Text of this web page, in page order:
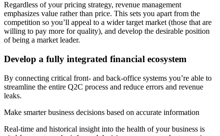
Regardless of your pricing strategy, revenue management
emphasizes value rather than price. This sets you apart from the
competition so you’ll appeal to a wider target market (those that are
willing to pay more for quality), and develop the desirable position
of being a market leader.
Develop a fully integrated financial ecosystem
By connecting critical front- and back-office systems you’re able to
streamline the entire Q2C process and reduce errors and revenue
leaks.
Make smarter business decisions based on accurate information
Real-time and historical insight into the health of your business is